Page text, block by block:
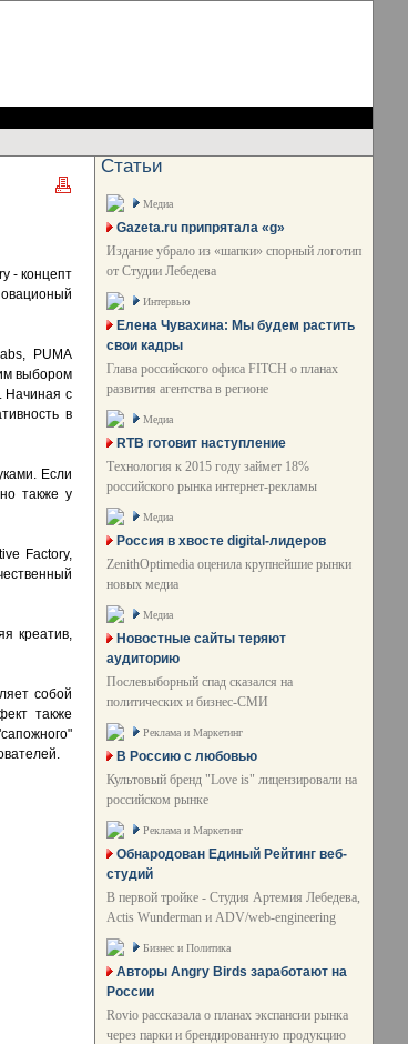
- концепт
PUMA
выбором
Начиная с
в
Если
также у
Factory,
креатив,
собой
также
Статьи
Медиа
Gazeta.ru припрятала «g»
Издание убрало из «шапки» спорный логотип
от Студии Лебедева
Интервью
Елена Чувахина: Мы будем растить
свои кадры
Глава российского офиса FITCH о планах
развития агентства в регионе
Медиа
RTB готовит наступление
Технология к 2015 году займет 18%
российского рынка интернет-рекламы
Медиа
Россия в хвосте digital-лидеров
ZenithOptimedia оценила крупнейшие рынки
новых медиа
Медиа
Новостные сайты теряют
аудиторию
Послевыборный спад сказался на
политических и бизнес-СМИ
Реклама и Маркетинг
В Россию с любовью
Культовый бренд "Love is" лицензировали на
российском рынке
Реклама и Маркетинг
Обнародован Единый Рейтинг веб-
студий
В первой тройке - Студия Артемия Лебедева,
Actis Wunderman и ADV/web-engineering
Бизнес и Политика
Авторы Angry Birds заработают на
России
Rovio рассказала о планах экспансии рынка
через парки и брендированную продукцию